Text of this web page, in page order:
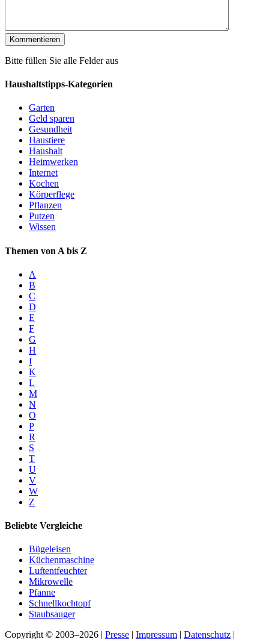
Bitte füllen Sie alle Felder aus
Haushaltstipps-Kategorien
Garten
Geld sparen
Gesundheit
Haustiere
Haushalt
Heimwerken
Internet
Kochen
Körperflege
Pflanzen
Putzen
Wissen
Themen von A bis Z
A
B
C
D
E
F
G
H
I
K
L
M
N
O
P
R
S
T
U
V
W
Z
Beliebte Vergleiche
Bügeleisen
Küchenmaschine
Luftentfeuchter
Mikrowelle
Pfanne
Schnellkochtopf
Staubsauger
Copyright © 2003–2026 | Presse Impressum Datenschutz